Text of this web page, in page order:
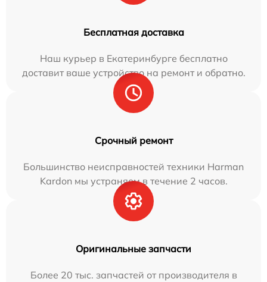
Бесплатная доставка
Наш курьер в Екатеринбурге бесплатно
доставит ваше устройство на ремонт и обратно.
Срочный ремонт
Большинство неисправностей техники Harman
Kardon мы устраняем в течение 2 часов.
Оригинальные запчасти
Более 20 тыс. запчастей от производителя в